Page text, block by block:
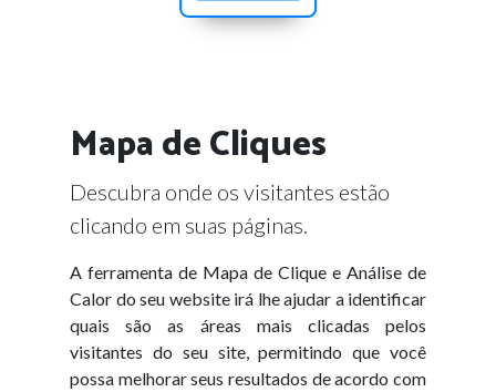
Mapa de Cliques
Descubra onde os visitantes estão
clicando em suas páginas.
A ferramenta de Mapa de Clique e Análise de
Calor do seu website irá lhe ajudar a identificar
quais são as áreas mais clicadas pelos
visitantes do seu site, permitindo que você
possa melhorar seus resultados de acordo com